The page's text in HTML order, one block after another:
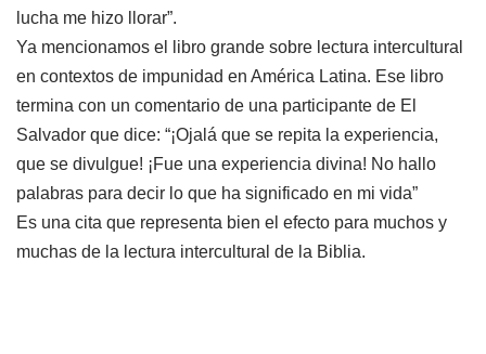
lucha me hizo llorar”.
Ya mencionamos el libro grande sobre lectura intercultural
en contextos de impunidad en América Latina. Ese libro
termina con un comentario de una participante de El
Salvador que dice: “¡Ojalá que se repita la experiencia,
que se divulgue! ¡Fue una experiencia divina! No hallo
palabras para decir lo que ha significado en mi vida”
Es una cita que representa bien el efecto para muchos y
muchas de la lectura intercultural de la Biblia.